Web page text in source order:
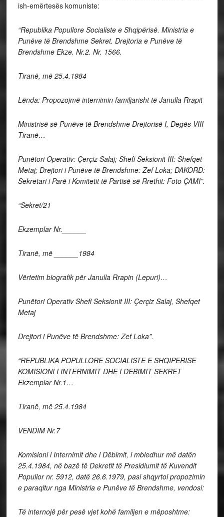
ish-emërtesës komuniste:
“Republika Popullore Socialiste e Shqipërisë. Ministria e
Punëve të Brendshme Sekret. Drejtoria e Punëve të
Brendshme Ekze. Nr.2. Nr. 1566.
Tiranë, më 25.4.1984
Lënda: Propozojmë internimin familjarisht të Janulla Rrapit
Ministrisë së Punëve të Brendshme Drejtorisë I, Degës VIII
Tiranë…
Punëtori Operativ: Çerçiz Salaj; Shefi Seksionit III: Shefqet
Metaj; Drejtori i Punëve të Brendshme: Zef Loka; DAKORD:
Sekretari i Parë i Komitetit të Partisë së Rrethit: Foto ÇAMI”.
“Sekret/21
Ekzemplar Nr.______
Tiranë, më ______1984
Vërtetim biografik për Janulla Rrapin (Lepuri)…
Punëtori Operativ Shefi Seksionit III: Çerçiz Salaj, Shefqet
Metaj
Drejtori i Punëve të Brendshme: Zef Loka”.
“REPUBLIKA POPULLORE SOCIALISTE E SHQIPERISE
KOMISIONI I INTERNIMIT DHE I DEBIMIT SEKRET
Ekzemplar Nr.1…
Tiranë, më 25.4.1984
VENDIM Nr.7
Komisioni i Internimit dhe i Dëbimit, i mbledhur më datën
25.4.1984, në bazë të Dekretit të Presidiumit të Kuvendit
Popullor nr. 5912, datë 26.6.1979, pasi shqyrtoi propozimin
e paraqitur nga Ministria e Punëve të Brendshme, vendosi:
Të internojë për pesë vjet kohë familjen e mëposhtme: